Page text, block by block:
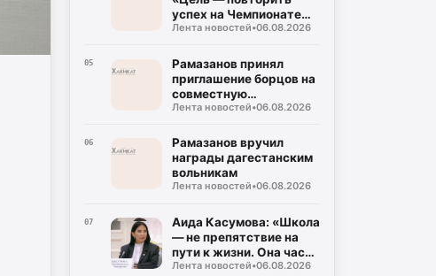
успех на Чемпионате
мира»
Лента новостей•06.08.2026
05
Рамазанов принял
приглашение борцов на
совместную
тренировку
Лента новостей•06.08.2026
06
Рамазанов вручил
награды дагестанским
вольникам
Лента новостей•06.08.2026
07
Аида Касумова: «Школа
— не препятствие на
пути к жизни. Она часть
подготовки к этой
Лента новостей•06.08.2026